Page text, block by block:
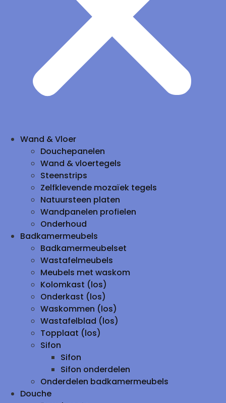
Wand & Vloer
Douchepanelen
Wand & vloertegels
Steenstrips
Zelfklevende mozaïek tegels
Natuursteen platen
Wandpanelen profielen
Onderhoud
Badkamermeubels
Badkamermeubelset
Wastafelmeubels
Meubels met waskom
Kolomkast (los)
Onderkast (los)
Waskommen (los)
Wastafelblad (los)
Topplaat (los)
Sifon
Sifon
Sifon onderdelen
Onderdelen badkamermeubels
Douche